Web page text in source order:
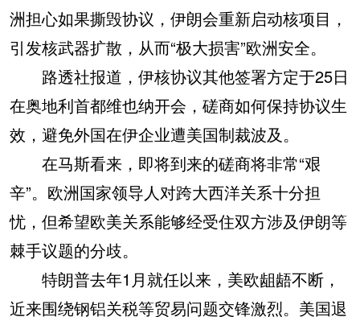
洲担心如果撕毁协议，伊朗会重新启动核项目，
引发核武器扩散，从而“极大损害”欧洲安全。
路透社报道，伊核协议其他签署方定于25日
在奥地利首都维也纳开会，磋商如何保持协议生
效，避免外国在伊企业遭美国制裁波及。
在马斯看来，即将到来的磋商将非常“艰
辛”。欧洲国家领导人对跨大西洋关系十分担
忧，但希望欧美关系能够经受住双方涉及伊朗等
棘手议题的分歧。
特朗普去年1月就任以来，美欧龃龉不断，
近来围绕钢铝关税等贸易问题交锋激烈。美国退